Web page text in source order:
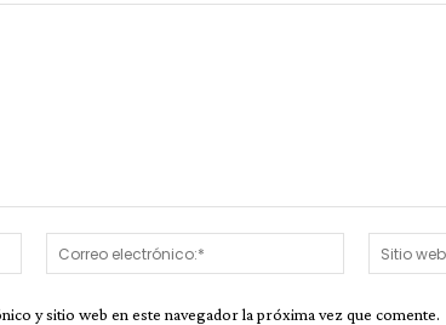
Nombre:*
Correo
electrónico:*
y sitio web en este navegador la próxima vez que comente.